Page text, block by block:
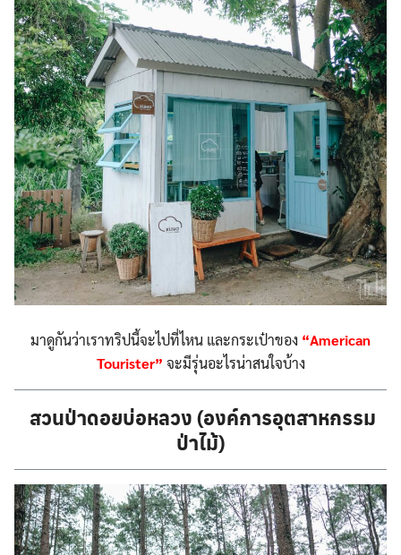
มาดูกันว่าเราทริปนี้จะไปที่ไหน และกระเป๋าของ “American
Tourister” จะมีรุ่นอะไรน่าสนใจบ้าง
สวนป่าดอยบ่อหลวง (องค์การอุตสาหกรรม
ป่าไม้)